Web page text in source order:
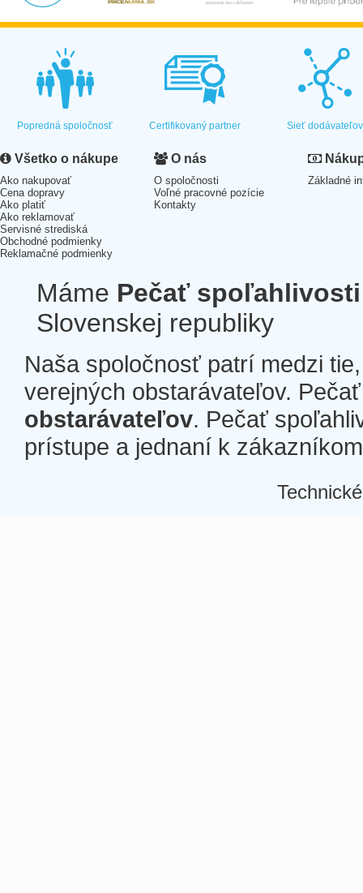
Popredná spoločnosť Certifikovaný partner Sieť dodávateľov
Všetko o nákupe
Ako nakupovať
Cena dopravy
Ako platiť
Ako reklamovať
Servisné strediská
Obchodné podmienky
Reklamačné podmienky
O nás
O spoločnosti
Voľné pracovné pozície
Kontakty
Základné
Máme Pečať spoľahlivosti
Slovenskej republiky
Naša spoločnosť patrí medzi
verejných obstarávateľov.
obstarávateľov. Pečať
prístupe a jednaní k